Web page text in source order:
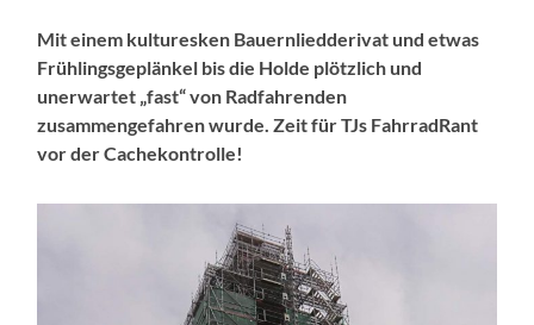
Mit einem kulturesken Bauernliedderivat und etwas
Frühlingsgeplänkel bis die Holde plötzlich und
unerwartet „fast“ von Radfahrenden
zusammengefahren wurde. Zeit für TJs FahrradRant
vor der Cachekontrolle!